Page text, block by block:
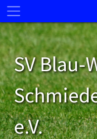
SV Blau-
e.V.